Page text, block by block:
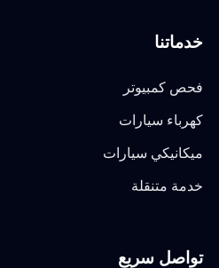
خدماتنا
فحص كمبيوتر
كهرباء سيارات
ميكانيكي سيارات
خدمة متنقلة
تواصل سريع